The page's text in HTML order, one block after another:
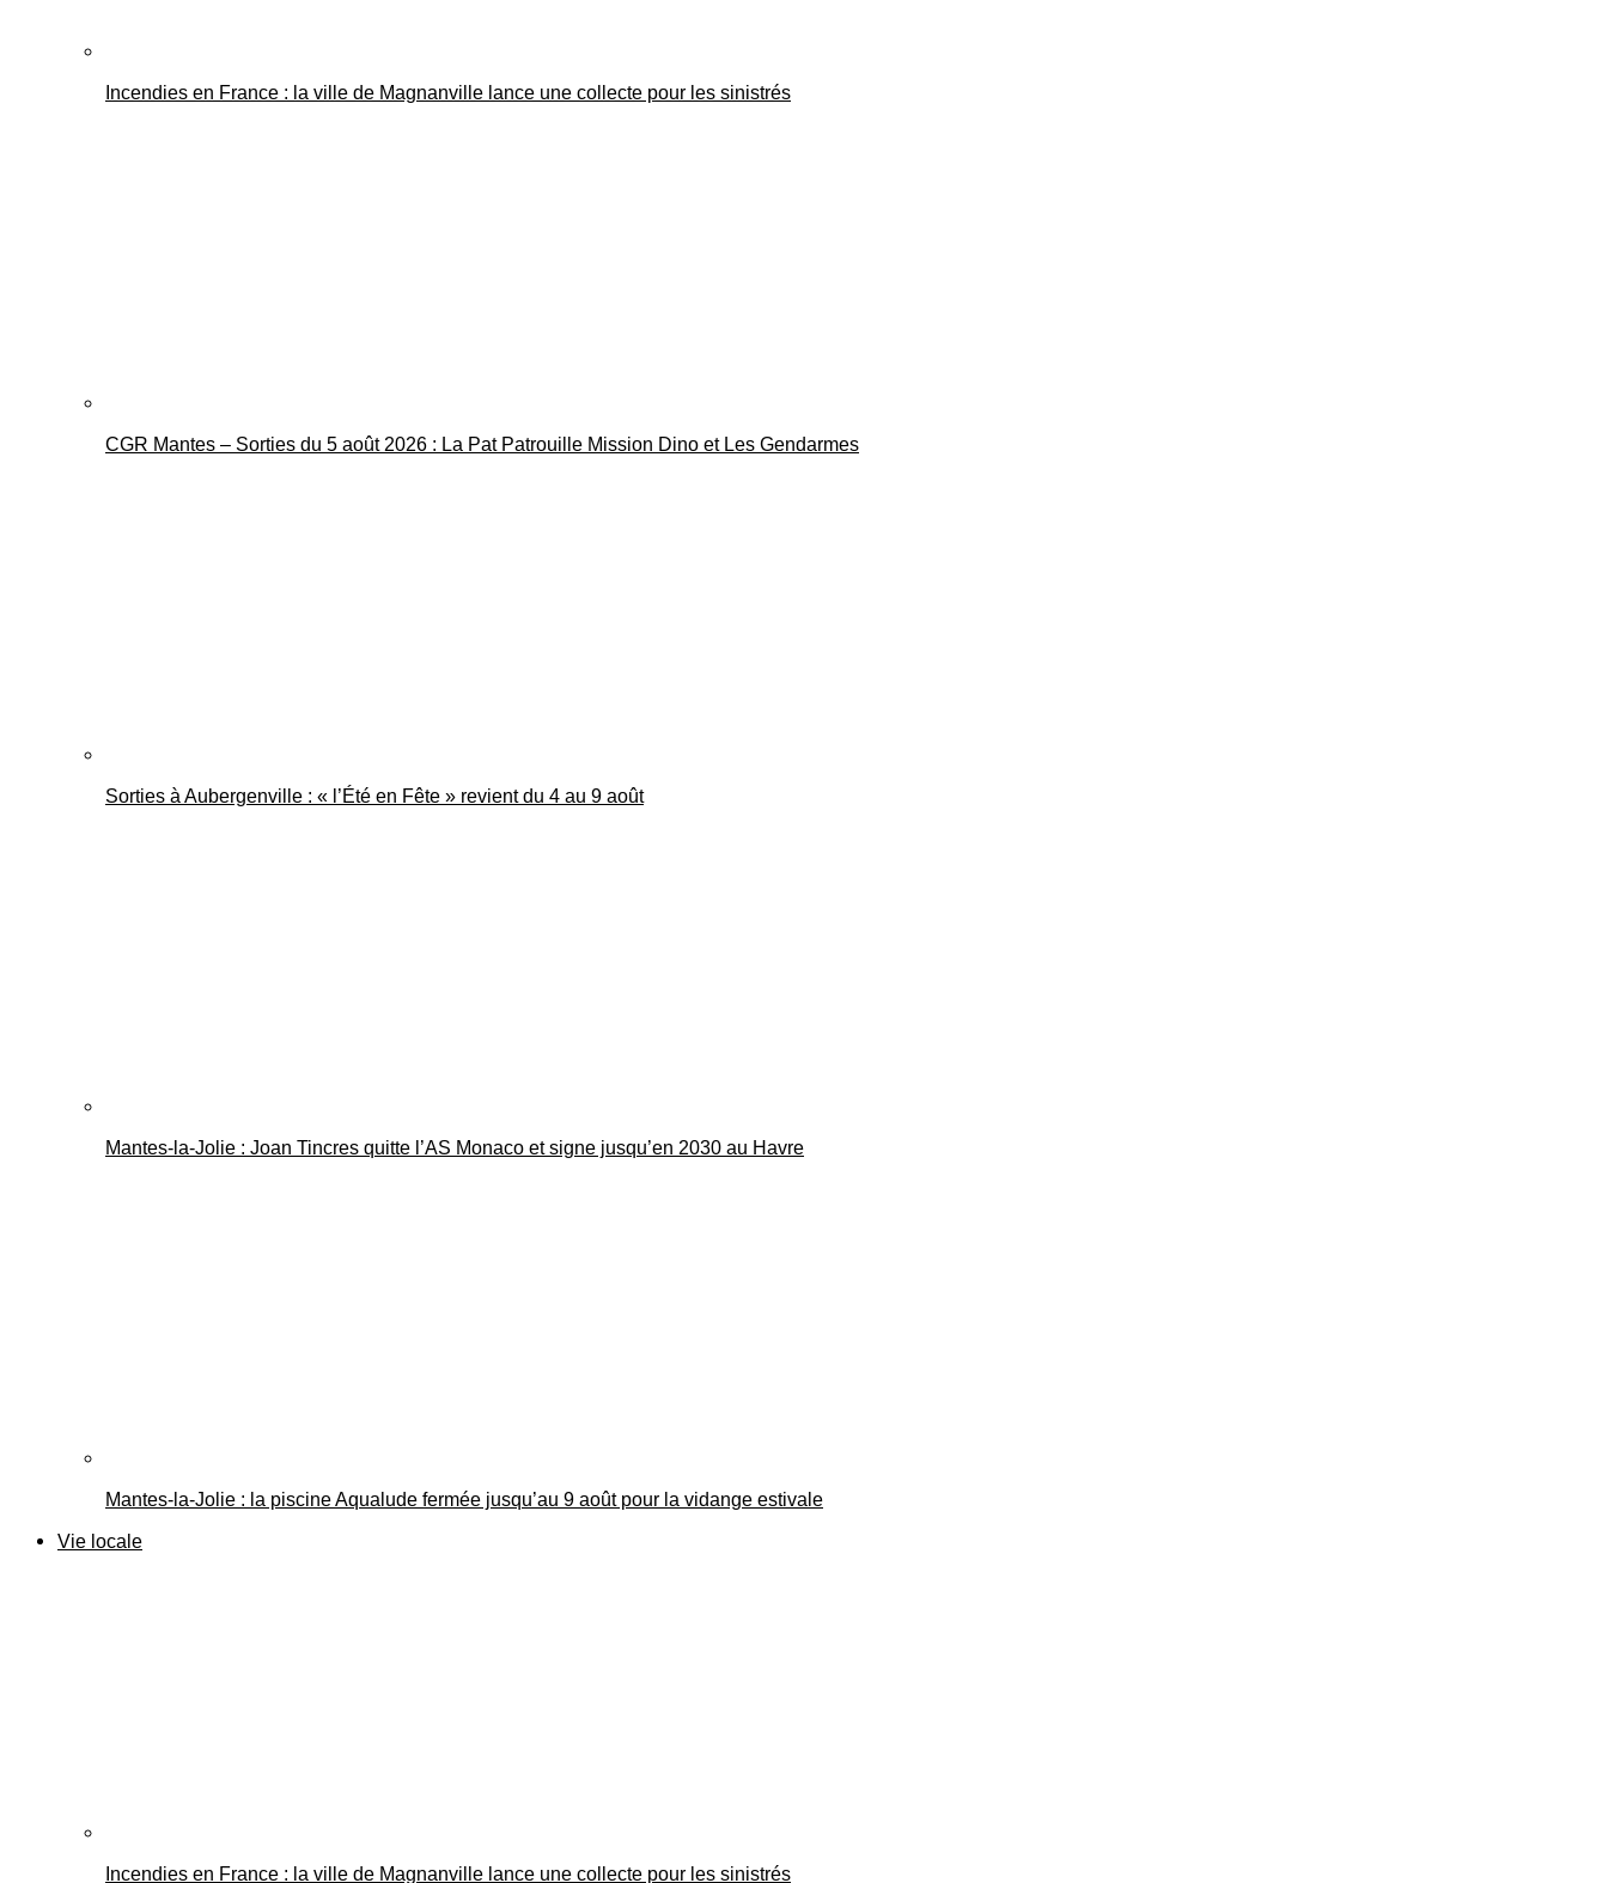
Incendies en France : la ville de Magnanville lance une collecte pour les sinistrés
CGR Mantes – Sorties du 5 août 2026 : La Pat Patrouille Mission Dino et Les Gendarmes
Sorties à Aubergenville : « l’Été en Fête » revient du 4 au 9 août
Mantes-la-Jolie : Joan Tincres quitte l’AS Monaco et signe jusqu’en 2030 au Havre
Mantes-la-Jolie : la piscine Aqualude fermée jusqu’au 9 août pour la vidange estivale
Vie locale
Incendies en France : la ville de Magnanville lance une collecte pour les sinistrés